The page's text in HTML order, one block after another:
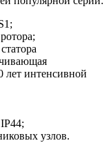
лет интенсивной
узлов.